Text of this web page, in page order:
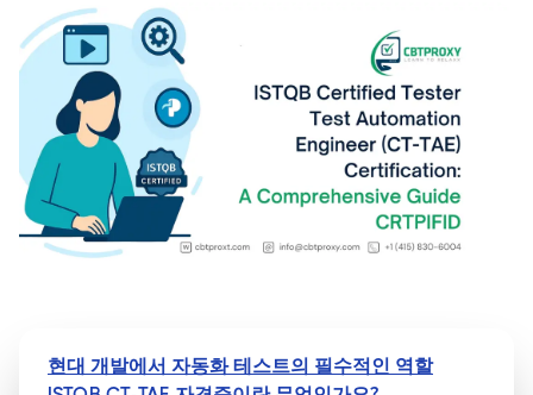
현대 개발에서 자동화 테스트의 필수적인 역할